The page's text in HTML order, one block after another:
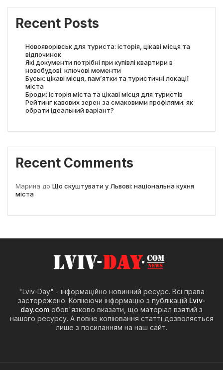
Recent Posts
Новояворівськ для туриста: історія, цікаві місця та
відпочинок
Які документи потрібні при купівлі квартири в
новобудові: ключові моменти
Буськ: цікаві місця, пам’ятки та туристичні локації
міста
Броди: історія міста та цікаві місця для туристів
Рейтинг кавових зерен за смаковими профілями: як
обрати ідеальний варіант?
Recent Comments
Марина до Що скуштувати у Львові: національна кухня
міста
"Lviv-Day" - інформаційно новинний ресурс. Всі права
застережено. Копіюючи інформацію з публікацій Lviv-
day.com обов'язково вказати, що матеріал взятий з
нашого ресурсу. А повне копіювання статті дозволяється
лише з посиланням на наш сайт.